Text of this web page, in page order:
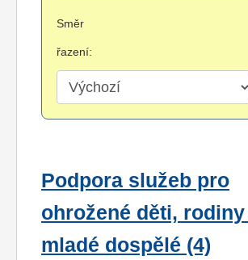
Směr
řazení:
Podpora služeb pro
ohrožené děti, rodiny
mladé dospělé (4)